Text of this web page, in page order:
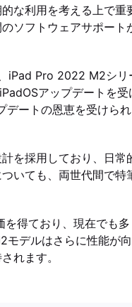
な利用を考える上で
ソフトウェアサポート
iPad Pro 2022 M2シ
アップデートを
ートの恩恵を受けられ
を採用しており、日
いても、両世代間で特
得ており、現在でも
デルはさらに性能が
れます。